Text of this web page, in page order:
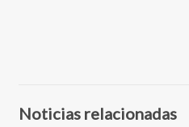
Noticias relacionadas